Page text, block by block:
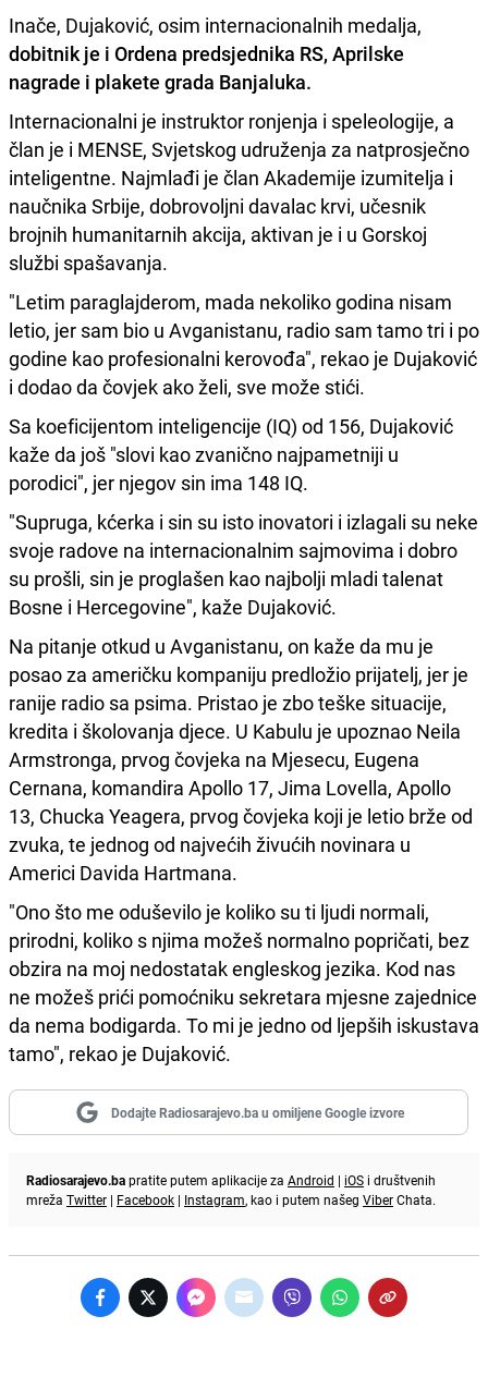
Inače, Dujaković, osim internacionalnih medalja,
dobitnik je i Ordena predsjednika RS, Aprilske
nagrade i plakete grada Banjaluka.
Internacionalni je instruktor ronjenja i speleologije, a
član je i MENSE, Svjetskog udruženja za natprosječno
inteligentne. Najmlađi je član Akademije izumitelja i
naučnika Srbije, dobrovoljni davalac krvi, učesnik
brojnih humanitarnih akcija, aktivan je i u Gorskoj
službi spašavanja.
"Letim paraglajderom, mada nekoliko godina nisam
letio, jer sam bio u Avganistanu, radio sam tamo tri i po
godine kao profesionalni kerovođa", rekao je Dujaković
i dodao da čovjek ako želi, sve može stići.
Sa koeficijentom inteligencije (IQ) od 156, Dujaković
kaže da još "slovi kao zvanično najpametniji u
porodici", jer njegov sin ima 148 IQ.
"Supruga, kćerka i sin su isto inovatori i izlagali su neke
svoje radove na internacionalnim sajmovima i dobro
su prošli, sin je proglašen kao najbolji mladi talenat
Bosne i Hercegovine", kaže Dujaković.
Na pitanje otkud u Avganistanu, on kaže da mu je
posao za američku kompaniju predložio prijatelj, jer je
ranije radio sa psima. Pristao je zbo teške situacije,
kredita i školovanja djece. U Kabulu je upoznao Neila
Armstronga, prvog čovjeka na Mjesecu, Eugena
Cernana, komandira Apollo 17, Jima Lovella, Apollo
13, Chucka Yeagera, prvog čovjeka koji je letio brže od
zvuka, te jednog od najvećih živućih novinara u
Americi Davida Hartmana.
"Ono što me oduševilo je koliko su ti ljudi normali,
prirodni, koliko s njima možeš normalno popričati, bez
obzira na moj nedostatak engleskog jezika. Kod nas
ne možeš prići pomoćniku sekretara mjesne zajednice
da nema bodigarda. To mi je jedno od ljepših iskustava
tamo", rekao je Dujaković.
Dodajte Radiosarajevo.ba u omiljene Google izvore
Radiosarajevo.bapratite putem aplikacije za Android | iOS i društvenih
mreža Twitter | Facebook | Instagram, kao i putem našeg ViberChata.